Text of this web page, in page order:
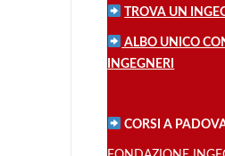
TROVA UN
ALBO UNICO
INGEGNERI
CORSI A